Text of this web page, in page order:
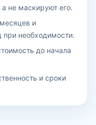
не маскируют его.
и
при необходимости.
до начала
и сроки